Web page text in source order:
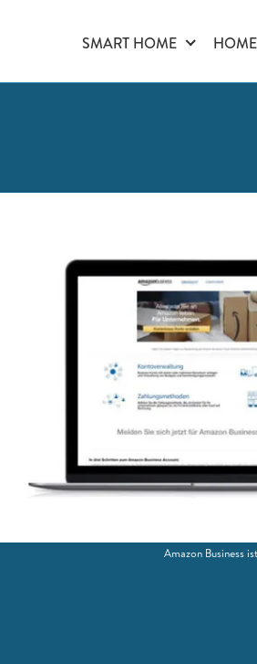
SMART HOME
Amazon Business